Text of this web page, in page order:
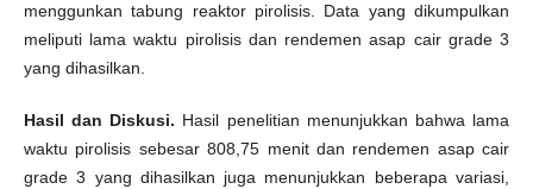
menggunkan tabung reaktor pirolisis. Data yang dikumpulkan
meliputi lama waktu pirolisis dan rendemen asap cair grade 3
yang dihasilkan.
Hasil dan Diskusi. Hasil penelitian menunjukkan bahwa lama
waktu pirolisis sebesar 808,75 menit dan rendemen asap cair
grade 3 yang dihasilkan juga menunjukkan beberapa variasi,